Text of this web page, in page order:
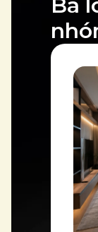
Ba